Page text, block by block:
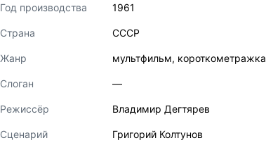
Год производства 1961
Страна СССР
Жанр мультфильм, короткометражка
Слоган —
Режиссёр Владимир Дегтярев
Сценарий Григорий Колтунов